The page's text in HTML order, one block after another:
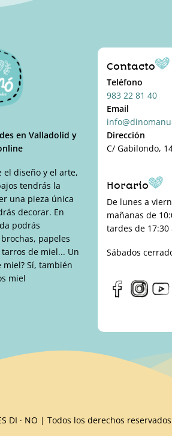
en Valladolid y
el diseño y el arte,
tendrás la
una pieza única
decorar. En
podrás
papeles
de miel... Un
miel? Sí, también
miel
Contacto
Teléfono
983 22 81 40
Email
Dirección
C/ Gabilondo,
Horario
De lunes a
mañanas de
tardes de 17:30
Sábados
DI · NO | Todos los derechos reservados